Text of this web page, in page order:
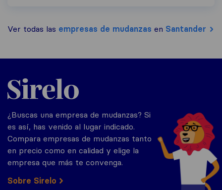
Ver todas las empresas de mudanzas en Santander
Sirelo.es
¿Buscas una empresa de mudanzas? Si
es así, has venido al lugar indicado.
Compara empresas de mudanzas tanto
en precio como en calidad y elige la
empresa que más te convenga.
Sobre Sirelo